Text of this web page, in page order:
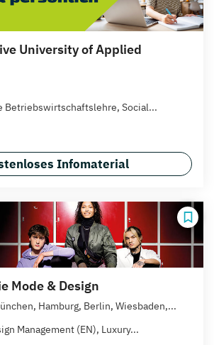
University of Applied
Betriebswirtschaftslehre, Social...
Infomaterial
Mode & Design
Hamburg, Berlin, Wiesbaden,...
Management (EN), Luxury...